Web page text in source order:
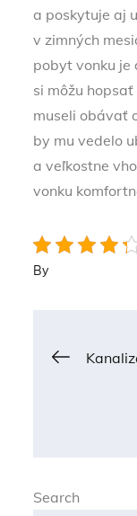
a poskytuje aj
v zimných
pobyt vonku je
si môžu
museli obávať
by mu vedelo
a veľkostne
vonku
By
Post
Search